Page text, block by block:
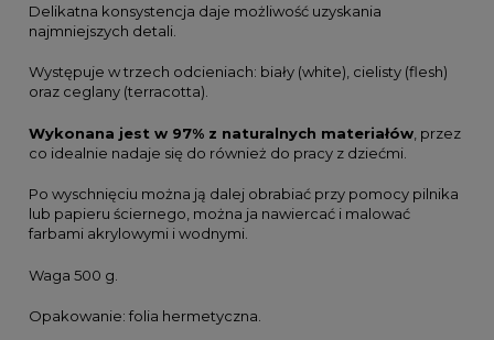
Delikatna konsystencja daje możliwość uzyskania
najmniejszych detali.
Występuje w trzech odcieniach: biały (white), cielisty (flesh)
oraz ceglany (terracotta).
Wykonana jest w 97% z naturalnych materiałów , przez
co idealnie nadaje się do również do pracy z dziećmi.
Po wyschnięciu można ją dalej obrabiać przy pomocy pilnika
lub papieru ściernego, można ja nawiercać i malować
farbami akrylowymi i wodnymi.
Waga 500 g.
Opakowanie: folia hermetyczna.